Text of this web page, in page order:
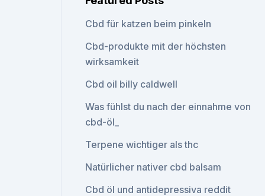
Cbd für katzen beim pinkeln
Cbd-produkte mit der höchsten
wirksamkeit
Cbd oil billy caldwell
Was fühlst du nach der einnahme von
cbd-öl_
Terpene wichtiger als thc
Natürlicher nativer cbd balsam
Cbd öl und antidepressiva reddit